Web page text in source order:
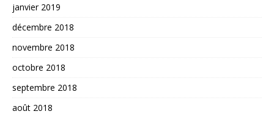
janvier 2019
décembre 2018
novembre 2018
octobre 2018
septembre 2018
août 2018